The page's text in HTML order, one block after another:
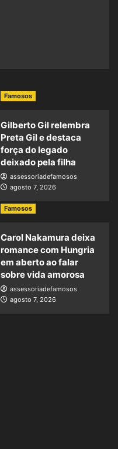
Famosos
Gilberto Gil relembra
Preta Gil e destaca
força do legado
deixado pela filha
assessoriadefamosos
agosto 7, 2026
Famosos
Carol Nakamura deixa
romance com Hungria
em aberto ao falar
sobre vida amorosa
assessoriadefamosos
agosto 7, 2026